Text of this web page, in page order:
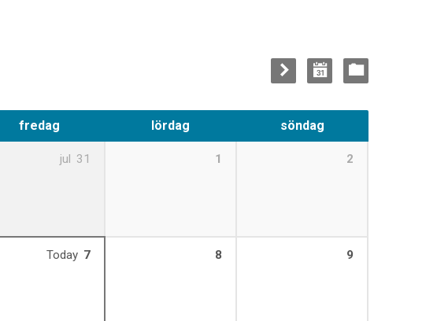
fredag lördag söndag
jul 31 1 2
Today 7 8 9